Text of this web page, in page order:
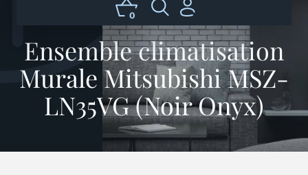
0
Ensemble climatisation
Murale Mitsubishi MSZ-
LN35VG (Noir Onyx)